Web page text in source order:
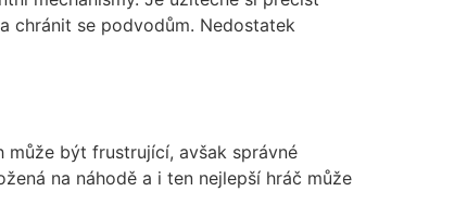
chránit se podvodům. Nedostatek
může být frustrující, avšak správné
na náhodě a i ten nejlepší hráč může